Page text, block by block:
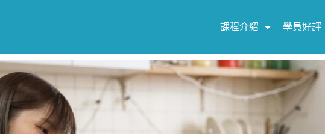
課程介紹 學員好評